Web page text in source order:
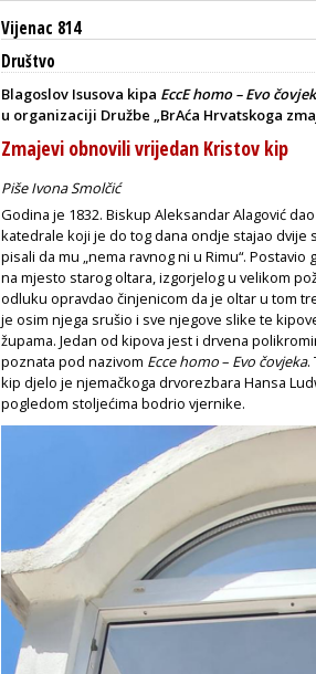
Vijenac 814
Društvo
Blagoslov Isusova kipa EccE homo – Evo
u organizaciji Družbe „BrAća Hrvatskoga
Zmajevi obnovili vrijedan Kristov kip
Piše Ivona Smolčić
Godina je 1832. Biskup Aleksandar Alagović
katedrale koji je do tog dana ondje stajao dvije
pisali da mu „nema ravnog ni u Rimu“.
na mjesto starog oltara, izgorjelog u velikom
odluku opravdao činjenicom da je oltar u tom
je osim njega srušio i sve njegove slike te
župama. Jedan od kipova jest i drvena
poznata pod nazivom Ecce homo– Evo čovjeka.
kip djelo je njemačkoga drvorezbara Hansa
pogledom stoljećima bodrio vjernike.